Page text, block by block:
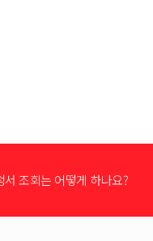
할인은 어떻게 받을 수 있나요?